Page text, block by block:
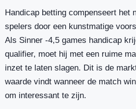
Handicap betting compenseert het
spelers door een kunstmatige
Als Sinner -4,5 games handicap
qualifier, moet hij met een ruime
inzet te laten slagen. Dit is de
waarde vindt wanneer de match
om interessant te zijn.